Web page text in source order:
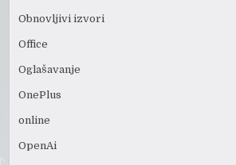
Obnovljivi izvori
Office
Oglašavanje
OnePlus
online
OpenAi